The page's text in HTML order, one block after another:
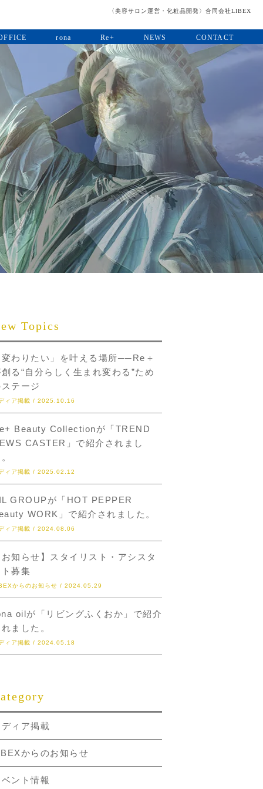
〈美容サロン運営・化粧品開発〉合同会社LIBEX
rona Re+ NEWS CONTACT
Topics
変わりたい」を叶える場所──Re＋
創る“自分らしく生まれ変わる”ため
テージ
ィア掲載 / 2025.10.16
Beauty Collectionが「TREND
CASTER」で紹介されまし
ィア掲載 / 2025.02.12
GROUPが「HOT PEPPER
WORK」で紹介されました。
ィア掲載 / 2024.08.06
お知らせ】スタイリスト・アシスタ
ト募集
からのお知らせ / 2024.05.29
oilが「リビングふくおか」で紹介
ました。
ィア掲載 / 2024.05.18
ディア掲載
からのお知らせ
ベント情報